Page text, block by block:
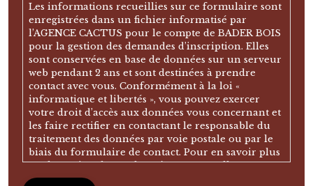
Les informations recueillies sur ce formulaire sont
enregistrées dans un fichier informatisé par
l’AGENCE CACTUS pour le compte de BADER BOIS
pour la gestion des demandes d’inscription. Elles
sont conservées en base de données sur un serveur
web pendant 2 ans et sont destinées à prendre
contact avec vous. Conformément à la loi «
informatique et libertés », vous pouvez exercer
votre droit d’accès aux données vous concernant et
les faire rectifier en contactant le responsable du
traitement des données par voie postale ou par le
biais du formulaire de contact. Pour en savoir plus
sur la gestion de vos données personnelles, vous
pouvez consulter notre politique de confidentialité.